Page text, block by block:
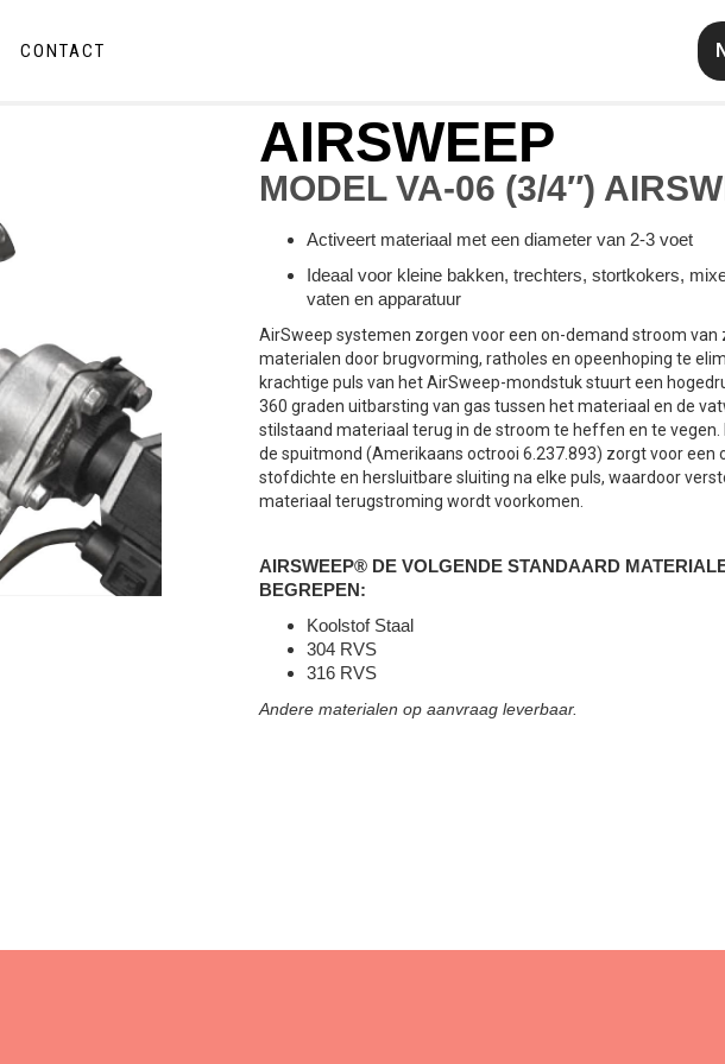
CONTACT
AIRSWEEP
MODEL VA-06 (3/4″)
Activeert materiaal met een diameter van 2-3 voet
Ideaal voor kleine bakken, trechters, stortkokers,
vaten en apparatuur
AirSweep systemen zorgen voor een on-demand stroom van
materialen door brugvorming, ratholes en opeenhoping te
krachtige puls van het AirSweep-mondstuk stuurt een
360 graden uitbarsting van gas tussen het materiaal en de
stilstaand materiaal terug in de stroom te heffen en te vegen.
de spuitmond (Amerikaans octrooi 6.237.893) zorgt voor een
stofdichte en hersluitbare sluiting na elke puls, waardoor
materiaal terugstroming wordt voorkomen.
AIRSWEEP® DE VOLGENDE STANDAARD
BEGREPEN:
Koolstof Staal
304 RVS
316 RVS
Andere materialen op aanvraag leverbaar.